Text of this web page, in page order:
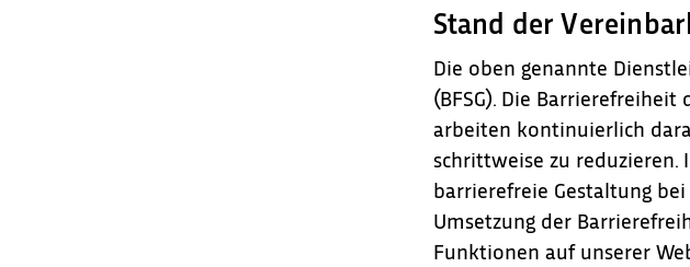
Stand der
Die oben genannte
(BFSG). Die
arbeiten kontinuierlich
schrittweise zu
barrierefreie Gestaltung
Umsetzung der
Funktionen auf unserer